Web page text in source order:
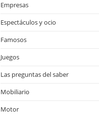
Empresas
Espectáculos y ocio
Famosos
Juegos
Las preguntas del saber
Mobiliario
Motor